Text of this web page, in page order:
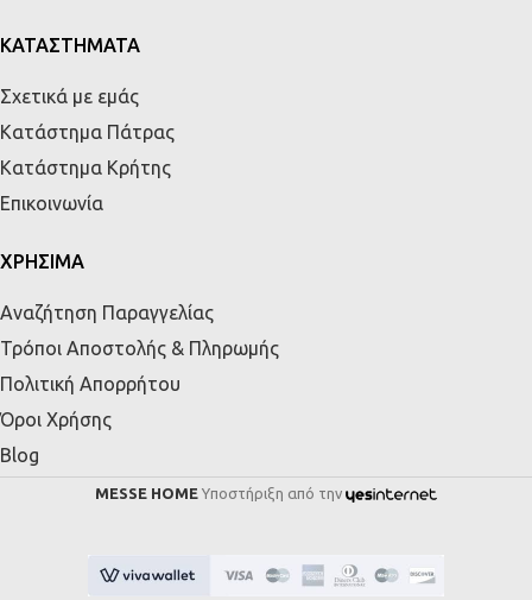
ΚΑΤΑΣΤΗΜΑΤΑ
Σχετικά με εμάς
Κατάστημα Πάτρας
Κατάστημα Κρήτης
Επικοινωνία
ΧΡΗΣΙΜΑ
Αναζήτηση Παραγγελίας
Τρόποι Αποστολής & Πληρωμής
Πολιτική Απορρήτου
Όροι Χρήσης
Blog
MESSE HOME Υποστήριξη από την